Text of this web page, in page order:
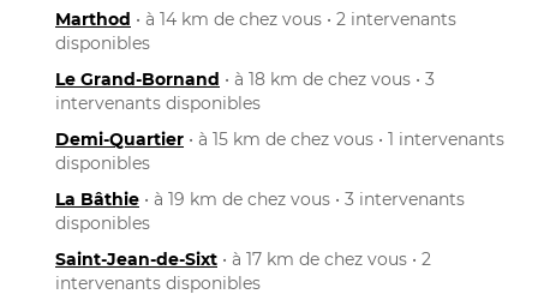
Marthod • à 14 km de chez vous • 2 intervenants
disponibles
Le Grand-Bornand • à 18 km de chez vous • 3
intervenants disponibles
Demi-Quartier • à 15 km de chez vous • 1 intervenants
disponibles
La Bâthie • à 19 km de chez vous • 3 intervenants
disponibles
Saint-Jean-de-Sixt • à 17 km de chez vous • 2
intervenants disponibles